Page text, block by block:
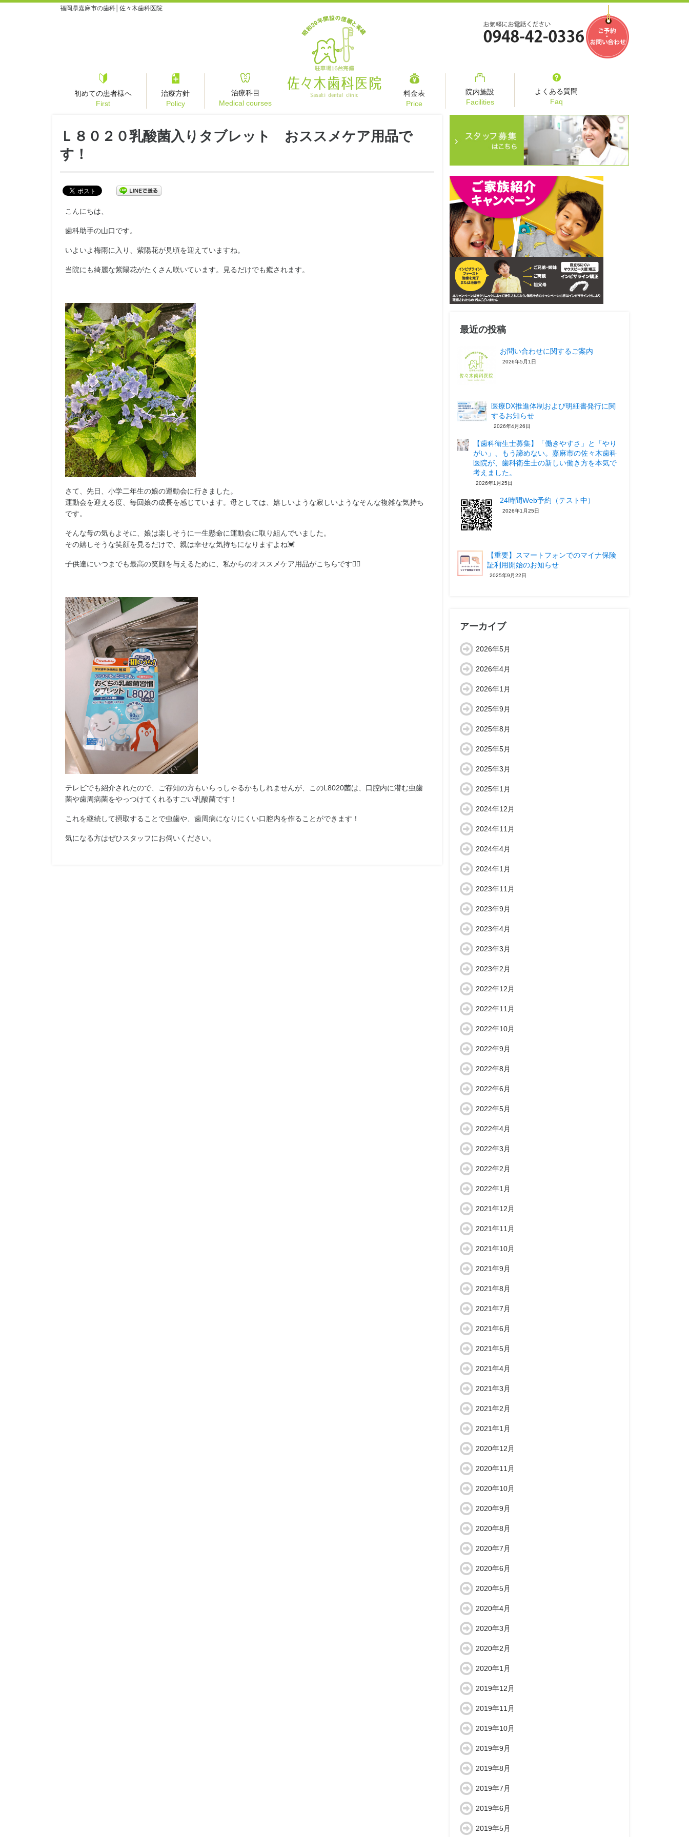
福岡県嘉麻市の歯科│佐々木歯科医院
初めての患者様へ
First
治療方針
Policy
治療科目
Medical courses
料金表
Price
院内施設
Facilities
よくある質問
Faq
Ｌ８０２０乳酸菌入りタブレット おススメケア用品で
す！
こんにちは、
歯科助手の山口です。
いよいよ梅雨に入り、紫陽花が見頃を迎えていますね。
当院にも綺麗な紫陽花がたくさん咲いています。 見るだけでも癒されます。
さて、先日、小学二年生の娘の運動会に行きました。
運動会を迎える度、毎回娘の成長を感じています。母としては、 嬉しいような寂しいようなそんな複雑な気持ち
です。
そんな母の気もよそに、 娘は楽しそうに一生懸命に運動会に取り組んでいました。
その嬉しそうな笑顔を見るだけで、 親は幸せな気持ちになりますよね💓
子供達にいつまでも最高の笑顔を与えるために、 私からのオススメケア用品がこちらです💁‍♀️
テレビでも紹介されたので、 ご存知の方もいらっしゃるかもしれませんが、 このL8020菌は、 口腔内に潜む虫歯
菌や歯周病菌をやっつけてくれるすごい乳酸菌です！
これを継続して摂取することで虫歯や、 歯周病になりにくい口腔内を作ることができます！
気になる方はぜひスタッフにお伺いください。
最近の投稿
お問い合わせに関するご案内
2026年5月1日
医療DX推進体制および明細書発行に関
するお知らせ
2026年4月26日
【歯科衛生士募集】「働きやすさ」と「やり
がい」、もう諦めない。嘉麻市の佐々木歯科
医院が、歯科衛生士の新しい働き方を本気で
考えました。
2026年1月25日
24時間Web予約（テスト中）
2026年1月25日
【重要】スマートフォンでのマイナ保険
証利用開始のお知らせ
2025年9月22日
アーカイブ
2026年5月
2026年4月
2026年1月
2025年9月
2025年8月
2025年5月
2025年3月
2025年1月
2024年12月
2024年11月
2024年4月
2024年1月
2023年11月
2023年9月
2023年4月
2023年3月
2023年2月
2022年12月
2022年11月
2022年10月
2022年9月
2022年8月
2022年6月
2022年5月
2022年4月
2022年3月
2022年2月
2022年1月
2021年12月
2021年11月
2021年10月
2021年9月
2021年8月
2021年7月
2021年6月
2021年5月
2021年4月
2021年3月
2021年2月
2021年1月
2020年12月
2020年11月
2020年10月
2020年9月
2020年8月
2020年7月
2020年6月
2020年5月
2020年4月
2020年3月
2020年2月
2020年1月
2019年12月
2019年11月
2019年10月
2019年9月
2019年8月
2019年7月
2019年6月
2019年5月